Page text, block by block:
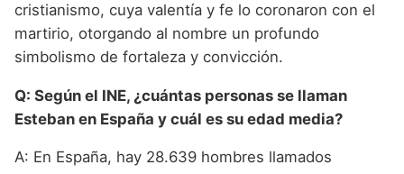
cristianismo, cuya valentía y fe lo coronaron con el
martirio, otorgando al nombre un profundo
simbolismo de fortaleza y convicción.
Q: Según el INE, ¿cuántas personas se llaman
Esteban en España y cuál es su edad media?
A: En España, hay 28.639 hombres llamados